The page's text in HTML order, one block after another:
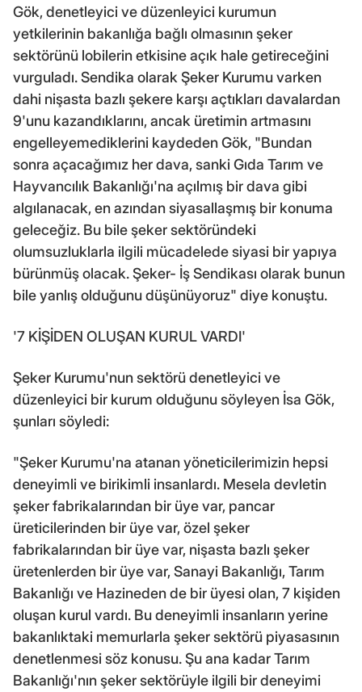
Gök, denetleyici ve düzenleyici kurumun
yetkilerinin bakanlığa bağlı olmasının şeker
sektörünü lobilerin etkisine açık hale getireceğini
vurguladı. Sendika olarak Şeker Kurumu varken
dahi nişasta bazlı şekere karşı açtıkları davalardan
9'unu kazandıklarını, ancak üretimin artmasını
engelleyemediklerini kaydeden Gök, "Bundan
sonra açacağımız her dava, sanki Gıda Tarım ve
Hayvancılık Bakanlığı'na açılmış bir dava gibi
algılanacak, en azından siyasallaşmış bir konuma
geleceğiz. Bu bile şeker sektöründeki
olumsuzluklarla ilgili mücadelede siyasi bir yapıya
bürünmüş olacak. Şeker- İş Sendikası olarak bunun
bile yanlış olduğunu düşünüyoruz" diye konuştu.
'7 KİŞİDEN OLUŞAN KURUL VARDI'
Şeker Kurumu'nun sektörü denetleyici ve
düzenleyici bir kurum olduğunu söyleyen İsa Gök,
şunları söyledi:
"Şeker Kurumu'na atanan yöneticilerimizin hepsi
deneyimli ve birikimli insanlardı. Mesela devletin
şeker fabrikalarından bir üye var, pancar
üreticilerinden bir üye var, özel şeker
fabrikalarından bir üye var, nişasta bazlı şeker
üretenlerden bir üye var, Sanayi Bakanlığı, Tarım
Bakanlığı ve Hazineden de bir üyesi olan, 7 kişiden
oluşan kurul vardı. Bu deneyimli insanların yerine
bakanlıktaki memurlarla şeker sektörü piyasasının
denetlenmesi söz konusu. Şu ana kadar Tarım
Bakanlığı'nın şeker sektörüyle ilgili bir deneyimi